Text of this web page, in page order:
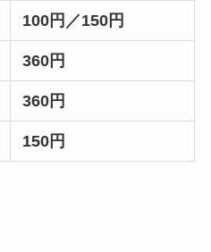
100円／150円
360円
360円
150円